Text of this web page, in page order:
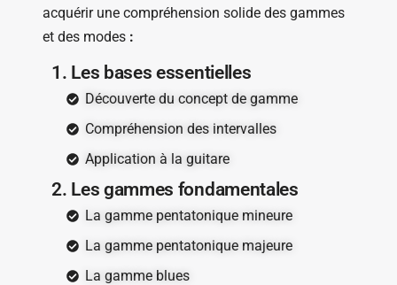
acquérir une compréhension solide des gammes
et des modes :
1. Les bases essentielles
Découverte du concept de gamme
Compréhension des intervalles
Application à la guitare
2. Les gammes fondamentales
La gamme pentatonique mineure
La gamme pentatonique majeure
La gamme blues